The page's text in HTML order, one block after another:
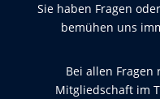
Sie haben Fragen
bemühen uns
Bei allen
Mitgliedschaft im